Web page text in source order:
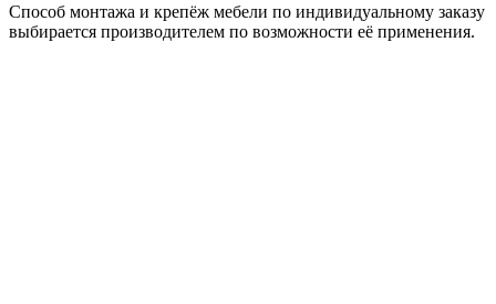
Способ монтажа и крепёж мебели по индивидуальному заказу
выбирается производителем по возможности её применения.